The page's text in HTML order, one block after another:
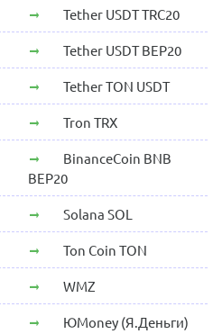
Tether USDT TRC20
Tether USDT BEP20
Tether TON USDT
Tron TRX
BinanceCoin BNB
BEP20
Solana SOL
Ton Coin TON
WMZ
ЮMoney (Я.Деньги)